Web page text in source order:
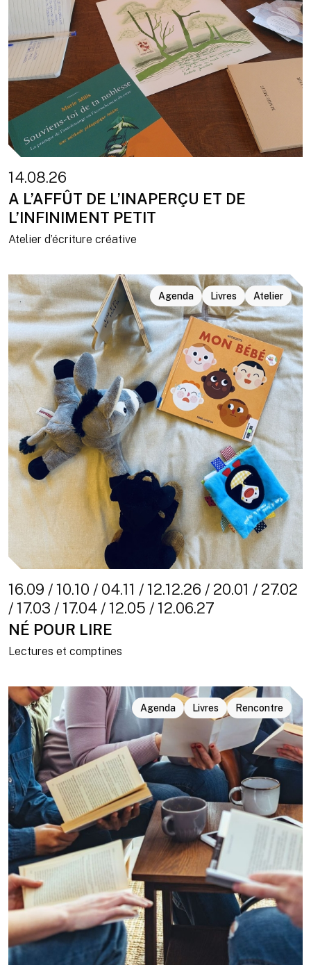
14.08.26
A L’AFFÛT DE L’INAPERÇU ET DE
L’INFINIMENT PETIT
Atelier d’écriture créative
Agenda Livres Atelier
16.09 / 10.10 / 04.11 / 12.12.26 / 20.01 / 27.02
/ 17.03 / 17.04 / 12.05 / 12.06.27
NÉ POUR LIRE
Lectures et comptines
Agenda Livres Rencontre